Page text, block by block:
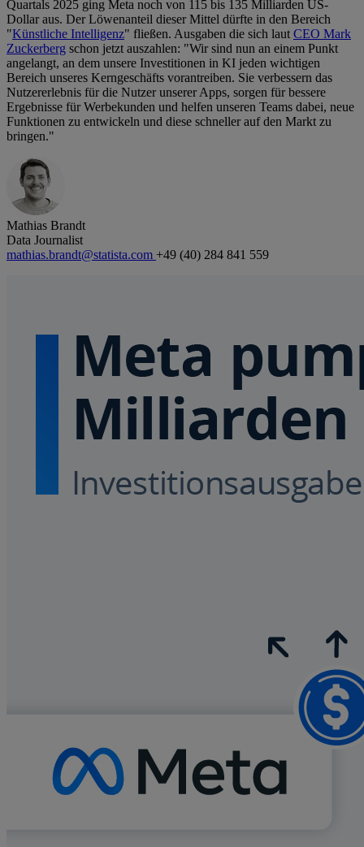
Quartals 2025 ging Meta noch von 115 bis 135 Milliarden US-
Dollar aus. Der Löwenanteil dieser Mittel dürfte in den Bereich
"Künstliche Intelligenz" fließen. Ausgaben die sich lautCEO Mark
Zuckerberg schon jetzt auszahlen: "Wir sind nun an einem Punkt
angelangt, an dem unsere Investitionen in KI jeden wichtigen
Bereich unseres Kerngeschäfts vorantreiben. Sie verbessern das
Nutzererlebnis für die Nutzer unserer Apps, sorgen für bessere
Ergebnisse für Werbekunden und helfen unseren Teams dabei, neue
Funktionen zu entwickeln und diese schneller auf den Markt zu
bringen."
Mathias Brandt
Data Journalist
mathias.brandt@statista.com +49 (40) 284 841 559